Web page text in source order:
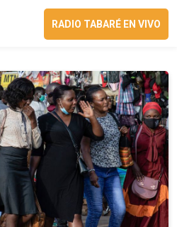
RADIO TABARÉ EN VIVO